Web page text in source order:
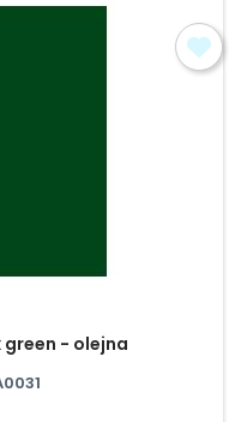
green - olejna